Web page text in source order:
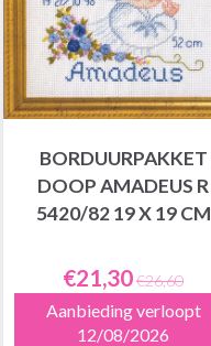
BORDUURPAKKET
DOOP AMADEUS R
5420/82 19 X 19 CM
€21,30€26,60
Aanbieding verloopt
12/08/2026